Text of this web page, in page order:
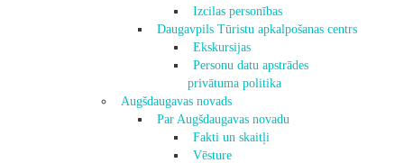
Izcilas personības
Daugavpils Tūristu apkalpošanas centrs
Ekskursijas
Personu datu apstrādes
privātuma politika
Augšdaugavas novads
Par Augšdaugavas novadu
Fakti un skaitļi
Vēsture